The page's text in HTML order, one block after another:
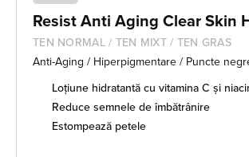
Resist Anti Aging Clear Skin
TEN NORMAL / TEN MIXT / TEN GRAS
Anti-Aging / Hiperpigmentare / Puncte
Loțiune hidratantă cu vitamina C și
Reduce semnele de îmbătrânire
Estompează petele